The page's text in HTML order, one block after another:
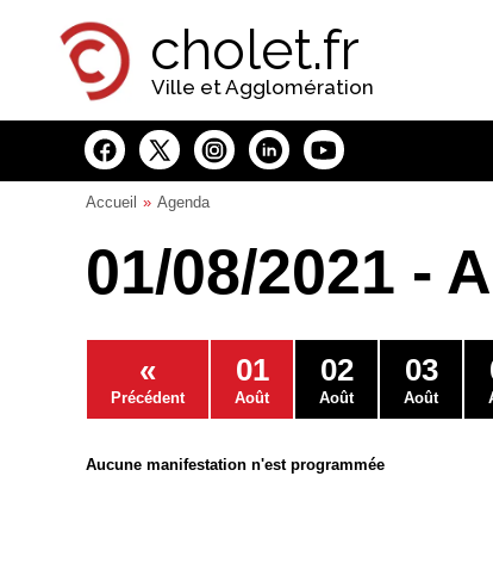
cholet.fr
Ville et Agglomération
Accueil Agenda
01/08/2021 -
«
Précédent
01
Août
02
Août
03
Août
Aucune manifestation n'est programmée